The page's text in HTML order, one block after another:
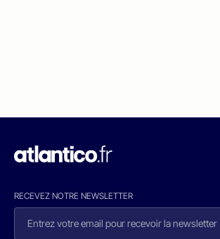
RECEVEZ NOTRE NEWSLETTER